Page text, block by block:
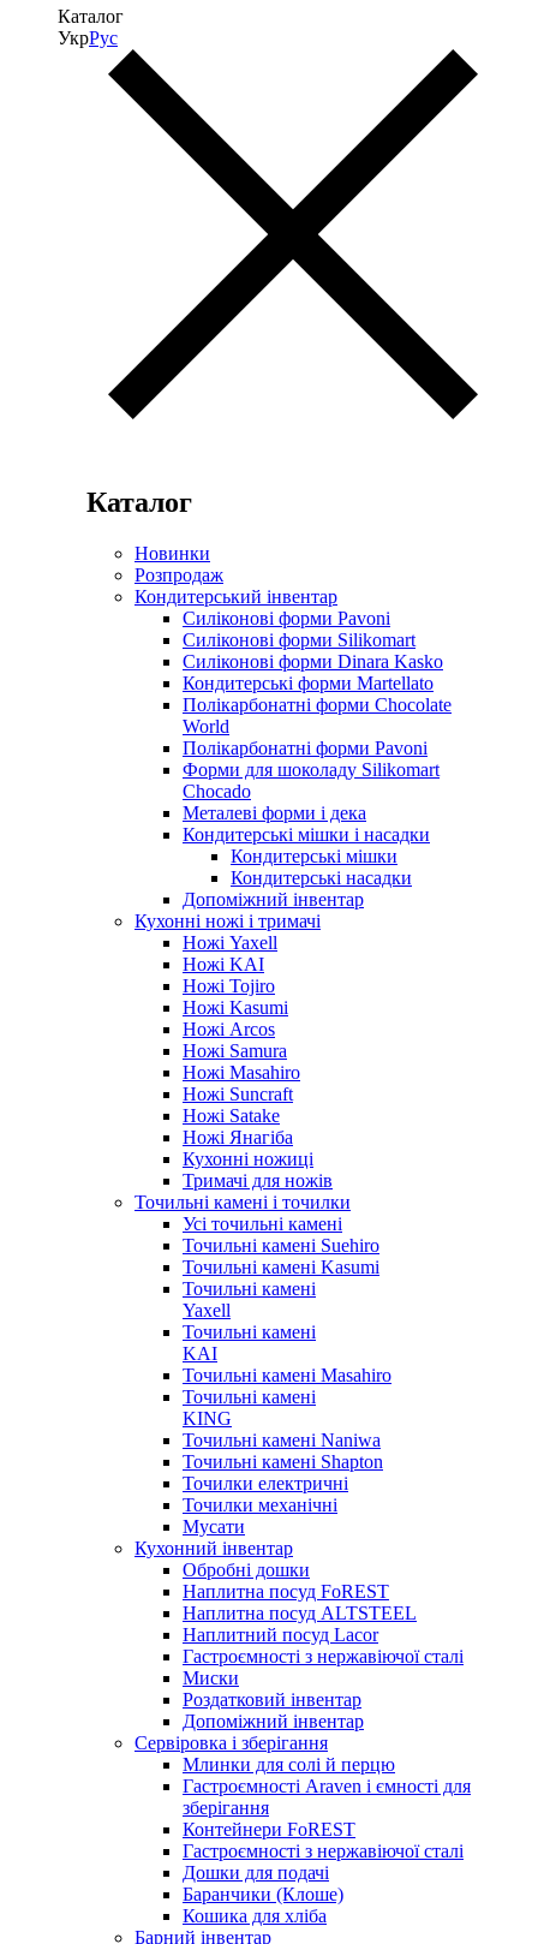
Каталог
УкрРус
Каталог
Новинки
Розпродаж
Кондитерський інвентар
Силіконові форми Pavoni
Силіконові форми Silikomart
Силіконові форми Dinara Kasko
Кондитерські форми Martellato
Полікарбонатні форми Chocolate
World
Полікарбонатні форми Pavoni
Форми для шоколаду Silikomart
Chocado
Металеві форми і дека
Кондитерські мішки і насадки
Кондитерські мішки
Кондитерські насадки
Допоміжний інвентар
Кухонні ножі і тримачі
Ножі Yaxell
Ножі KAI
Ножі Tojiro
Ножі Kasumi
Ножі Arcos
Ножі Samura
Ножі Masahiro
Ножі Suncraft
Ножі Satake
Ножі Янагіба
Кухонні ножиці
Тримачі для ножів
Точильні камені і точилки
Усі точильні камені
Точильні камені Suehiro
Точильні камені Kasumi
Точильні камені
Yaxell
Точильні камені
KAI
Точильні камені Masahiro
Точильні камені
KING
Точильні камені Naniwa
Точильні камені Shapton
Точилки електричні
Точилки механічні
Мусати
Кухонний інвентар
Обробні дошки
Наплитна посуд FoREST
Наплитна посуд ALTSTEEL
Наплитний посуд Lacor
Гастроємності з нержавіючої сталі
Миски
Роздатковий інвентар
Допоміжний інвентар
Сервіровка і зберігання
Млинки для солі й перцю
Гастроємності Araven і ємності для
зберігання
Контейнери FoREST
Гастроємності з нержавіючої сталі
Дошки для подачі
Баранчики (Клоше)
Кошика для хліба
Барний інвентар